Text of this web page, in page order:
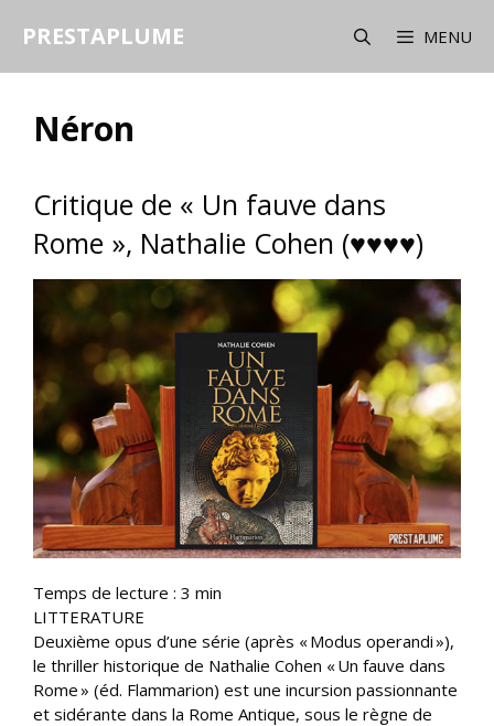
PRESTAPLUME MENU
Néron
Critique de « Un fauve dans
Rome », Nathalie Cohen (♥♥♥♥)
Temps de lecture : 3 min
LITTERATURE
Deuxième opus d’une série (après « Modus operandi »),
le thriller historique de Nathalie Cohen « Un fauve dans
Rome » (éd. Flammarion) est une incursion passionnante
et sidérante dans la Rome Antique, sous le règne de